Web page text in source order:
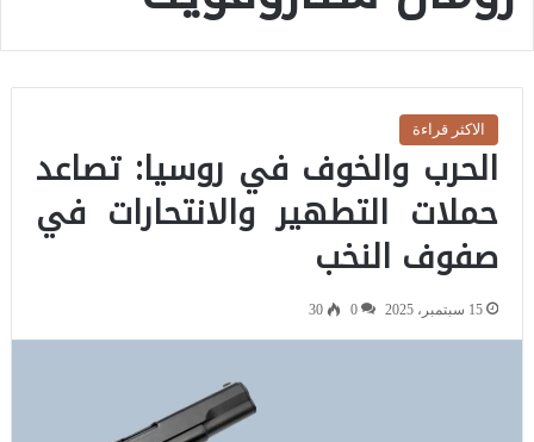
الاكثر قراءة
الحرب والخوف في روسيا: تصاعد
حملات التطهير والانتحارات في
صفوف النخب
15 سبتمبر، 2025 0
30